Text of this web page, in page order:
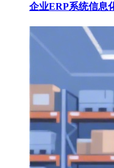
企业ERP系统信息